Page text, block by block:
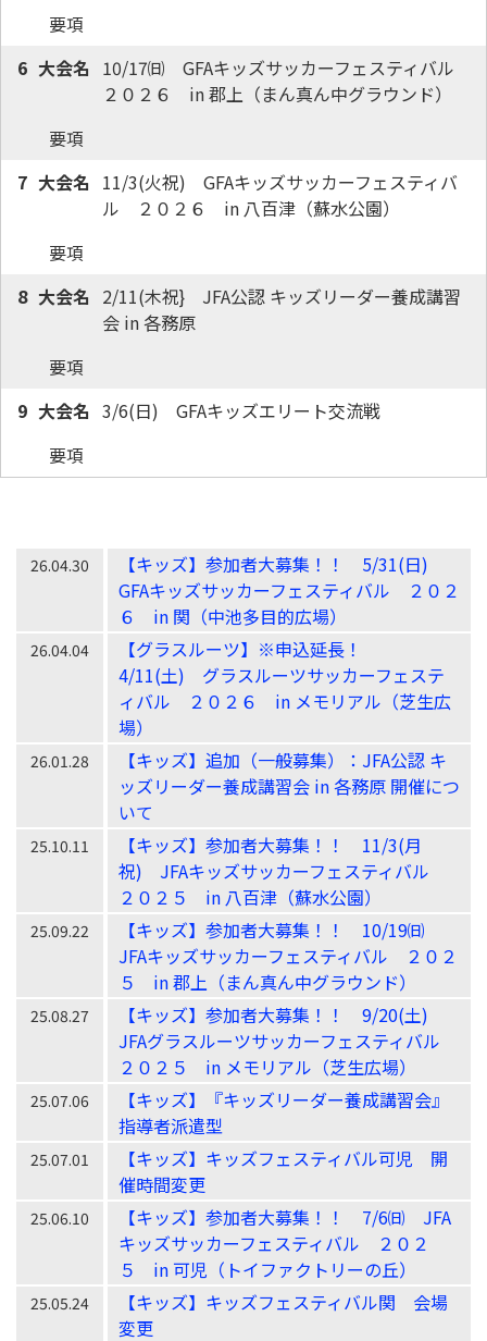
要項
6
10/17㈰　GFAキッズサッカーフェスティバル
２０２６　in 郡上（まん真ん中グラウンド）
要項
7
11/3(火祝)　GFAキッズサッカーフェスティバ
ル　２０２６　in 八百津（蘇水公園）
要項
8
2/11(木祝}　JFA公認 キッズリーダー養成講習
会 in 各務原
要項
9
3/6(日)　GFAキッズエリート交流戦
要項
26.04.30
【キッズ】参加者大募集！！ 5/31(日)
GFAキッズサッカーフェスティバル ２０２
６ in 関（中池多目的広場）
26.04.04
【グラスルーツ】※申込延長！
4/11(土) グラスルーツサッカーフェステ
ィバル ２０２６ in メモリアル（芝生広
場）
26.01.28
【キッズ】追加（一般募集）：JFA公認 キ
ッズリーダー養成講習会 in 各務原 開催につ
いて
25.10.11
【キッズ】参加者大募集！！ 11/3(月
祝) JFAキッズサッカーフェスティバル
２０２５ in 八百津（蘇水公園）
25.09.22
【キッズ】参加者大募集！！ 10/19㈰
JFAキッズサッカーフェスティバル ２０２
５ in 郡上（まん真ん中グラウンド）
25.08.27
【キッズ】参加者大募集！！ 9/20(土)
JFAグラスルーツサッカーフェスティバル
２０２５ in メモリアル（芝生広場）
25.07.06
【キッズ】『キッズリーダー養成講習会』
指導者派遣型
25.07.01
【キッズ】キッズフェスティバル可児 開
催時間変更
25.06.10
【キッズ】参加者大募集！！ 7/6㈰ JFA
キッズサッカーフェスティバル ２０２
５ in 可児（トイファクトリーの丘）
25.05.24
【キッズ】キッズフェスティバル関 会場
変更